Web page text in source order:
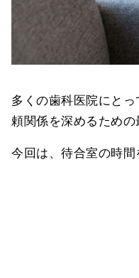
多くの歯科医院にと
頼関係を深めるための
今回は、待合室の時